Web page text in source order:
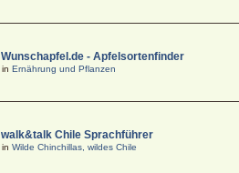
Wunschapfel.de - Apfelsortenfinder
inErnährung und Pflanzen
walk&talk Chile Sprachführer
inWilde Chinchillas, wildes Chile